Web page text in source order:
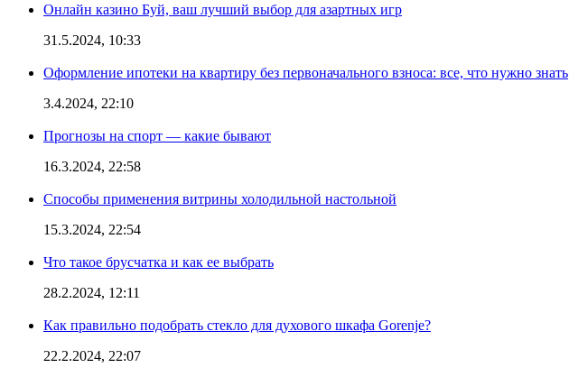
Онлайн казино Буй, ваш лучший выбор для азартных игр
31.5.2024, 10:33
Оформление ипотеки на квартиру без первоначального взноса: все, что нужно знать
3.4.2024, 22:10
Прогнозы на спорт — какие бывают
16.3.2024, 22:58
Способы применения витрины холодильной настольной
15.3.2024, 22:54
Что такое брусчатка и как ее выбрать
28.2.2024, 12:11
Как правильно подобрать стекло для духового шкафа Gorenje?
22.2.2024, 22:07